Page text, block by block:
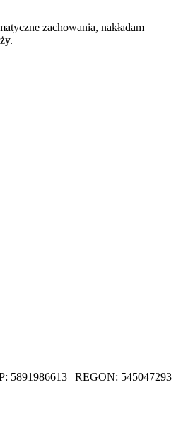
zachowania, nakładam
5891986613 | REGON: 545047293